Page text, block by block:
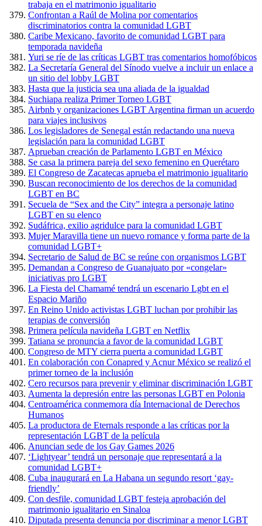
trabaja en el matrimonio igualitario
Confrontan a Raúl de Molina por comentarios
discriminatorios contra la comunidad LGBT
Caribe Mexicano, favorito de comunidad LGBT para
temporada navideña
Yuri se ríe de las críticas LGBT tras comentarios homofóbicos
La Secretaría General del Sínodo vuelve a incluir un enlace a
un sitio del lobby LGBT
Hasta que la justicia sea una aliada de la igualdad
Suchiapa realiza Primer Torneo LGBT
Airbnb y organizaciones LGBT Argentina firman un acuerdo
para viajes inclusivos
Los legisladores de Senegal están redactando una nueva
legislación para la comunidad LGBT
Aprueban creación de Parlamento LGBT en México
Se casa la primera pareja del sexo femenino en Querétaro
El Congreso de Zacatecas aprueba el matrimonio igualitario
Buscan reconocimiento de los derechos de la comunidad
LGBT en BC
Secuela de “Sex and the City” integra a personaje latino
LGBT en su elenco
Sudáfrica, exilio agridulce para la comunidad LGBT
Mujer Maravilla tiene un nuevo romance y forma parte de la
comunidad LGBT+
Secretario de Salud de BC se reúne con organismos LGBT
Demandan a Congreso de Guanajuato por «congelar»
iniciativas pro LGBT
La Fiesta del Chamamé tendrá un escenario Lgbt en el
Espacio Mariño
En Reino Unido activistas LGBT luchan por prohibir las
terapias de conversión
Primera película navideña LGBT en Netflix
Tatiana se pronuncia a favor de la comunidad LGBT
Congreso de MTY cierra puerta a comunidad LGBT
En colaboración con Conapred y Acnur México se realizó el
primer torneo de la inclusión
Cero recursos para prevenir y eliminar discriminación LGBT
Aumenta la depresión entre las personas LGBT en Polonia
Centroamérica conmemora día Internacional de Derechos
Humanos
La productora de Eternals responde a las críticas por la
representación LGBT de la película
Anuncian sede de los Gay Games 2026
‘Lightyear’ tendrá un personaje que representará a la
comunidad LGBT+
Cuba inaugurará en La Habana un segundo resort ‘gay-
friendly’
Con desfile, comunidad LGBT festeja aprobación del
matrimonio igualitario en Sinaloa
Diputada presenta denuncia por discriminar a menor LGBT